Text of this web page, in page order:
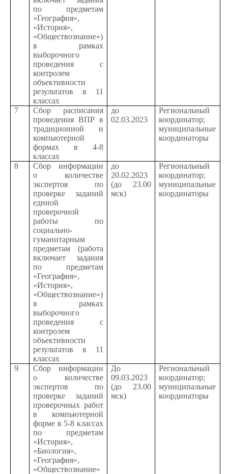
по предметам
«География»,
«История»,
«Обществознание»)
в рамках
выборочного
проведения с
контролем
объективности
результатов в 11
классах
7
Сбор расписания
проведения ВПР в
традиционной и
компьютерной
формах в 4-8
классах
до
02.03.2023
Региональный
координатор;
муниципальные
координаторы
8
Сбор информации
о количестве
экспертов по
проверке заданий
единой
проверочной
работы по
социально-
гуманитарным
предметам (работа
включает задания
по предметам
«География»,
«История»,
«Обществознание»)
в рамках
выборочного
проведения с
контролем
объективности
результатов в 11
классах
до
20.02.2023
(до 23.00
мск)
Региональный
координатор;
муниципальные
координаторы
9
Сбор информации
о количестве
экспертов по
проверке заданий
проверочных работ
в компьютерной
форме в 5-8 классах
по предметам
«История»,
«Биология»,
«География»,
«Обществознание»
До
09.03.2023
(до 23.00
мск)
Региональный
координатор;
муниципальные
координаторы